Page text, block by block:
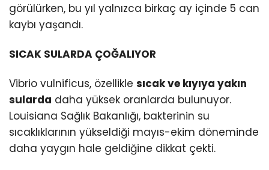
görülürken, bu yıl yalnızca birkaç ay içinde 5 can
kaybı yaşandı.
SICAK SULARDA ÇOĞALIYOR
Vibrio vulnificus, özellikle sıcak ve kıyıya yakın
sularda daha yüksek oranlarda bulunuyor.
Louisiana Sağlık Bakanlığı, bakterinin su
sıcaklıklarının yükseldiği mayıs-ekim döneminde
daha yaygın hale geldiğine dikkat çekti.